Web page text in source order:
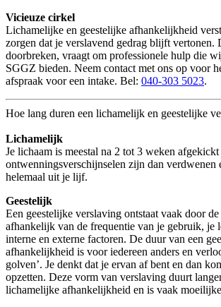
Vicieuze cirkel
Lichamelijke en geestelijke afhankelijkheid
zorgen dat je verslavend gedrag blijft vertonen.
doorbreken, vraagt om professionele hulp die
SGGZ bieden. Neem contact met ons op voor
afspraak voor een intake. Bel: 040-303 5023.
Hoe lang duren een lichamelijk en geestelijke
Lichamelijk
Je lichaam is meestal na 2 tot 3 weken
ontwenningsverschijnselen zijn dan verdwenen
helemaal uit je lijf.
Geestelijk
Een geestelijke verslaving ontstaat vaak door
afhankelijk van de frequentie van je gebruik, je
interne en externe factoren. De duur van een
afhankelijkheid is voor iedereen anders en
golven’. Je denkt dat je ervan af bent en dan
opzetten. Deze vorm van verslaving duurt
lichamelijke afhankelijkheid en is vaak